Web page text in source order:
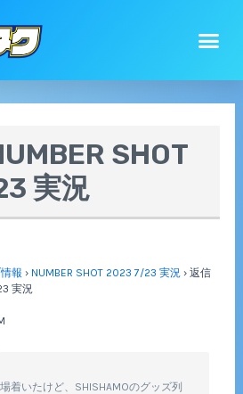
SHOT
実況
報 › NUMBER SHOT 2023 7/23 実況 › 返信
実況
着いたけど、SHISHAMOのグッズ列